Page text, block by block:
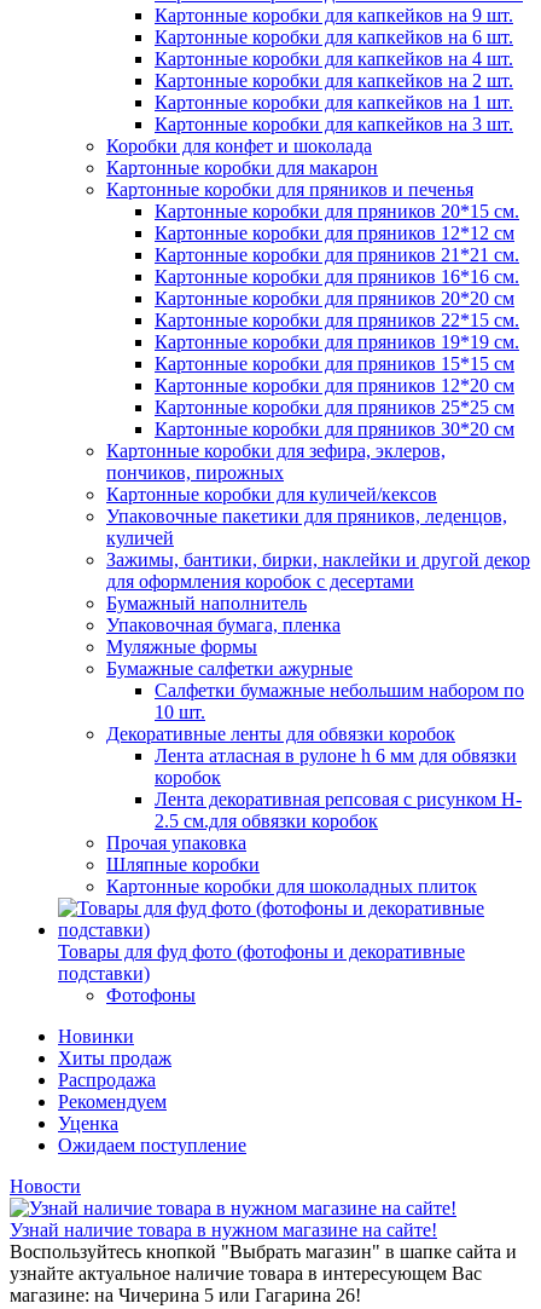
Картонные коробки для капкейков на 9 шт.
Картонные коробки для капкейков на 6 шт.
Картонные коробки для капкейков на 4 шт.
Картонные коробки для капкейков на 2 шт.
Картонные коробки для капкейков на 1 шт.
Картонные коробки для капкейков на 3 шт.
Коробки для конфет и шоколада
Картонные коробки для макарон
Картонные коробки для пряников и печенья
Картонные коробки для пряников 20*15 см.
Картонные коробки для пряников 12*12 см
Картонные коробки для пряников 21*21 см.
Картонные коробки для пряников 16*16 см.
Картонные коробки для пряников 20*20 см
Картонные коробки для пряников 22*15 см.
Картонные коробки для пряников 19*19 см.
Картонные коробки для пряников 15*15 см
Картонные коробки для пряников 12*20 см
Картонные коробки для пряников 25*25 см
Картонные коробки для пряников 30*20 см
Картонные коробки для зефира, эклеров,
пончиков, пирожных
Картонные коробки для куличей/кексов
Упаковочные пакетики для пряников, леденцов,
куличей
Зажимы, бантики, бирки, наклейки и другой декор
для оформления коробок с десертами
Бумажный наполнитель
Упаковочная бумага, пленка
Муляжные формы
Бумажные салфетки ажурные
Салфетки бумажные небольшим набором по
10 шт.
Декоративные ленты для обвязки коробок
Лента атласная в рулоне h 6 мм для обвязки
коробок
Лента декоративная репсовая с рисунком H-
2.5 см.для обвязки коробок
Прочая упаковка
Шляпные коробки
Картонные коробки для шоколадных плиток
Товары для фуд фото (фотофоны и декоративные
подставки)
Фотофоны
Новинки
Хиты продаж
Распродажа
Рекомендуем
Уценка
Ожидаем поступление
Новости
Узнай наличие товара в нужном магазине на сайте!
Воспользуйтесь кнопкой "Выбрать магазин" в шапке сайта и
узнайте актуальное наличие товара в интересующем Вас
магазине: на Чичерина 5 или Гагарина 26!